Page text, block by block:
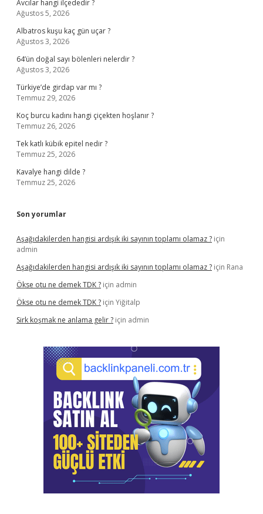
Avcılar hangi ilçededir ?
Ağustos 5, 2026
Albatros kuşu kaç gün uçar ?
Ağustos 3, 2026
64’ün doğal sayı bölenleri nelerdir ?
Ağustos 3, 2026
Türkiye’de girdap var mı ?
Temmuz 29, 2026
Koç burcu kadını hangi çiçekten hoşlanır ?
Temmuz 26, 2026
Tek katlı kübik epitel nedir ?
Temmuz 25, 2026
Kavalye hangi dilde ?
Temmuz 25, 2026
Son yorumlar
Aşağıdakilerden hangisi ardışık iki sayının toplamı olamaz ? için
admin
Aşağıdakilerden hangisi ardışık iki sayının toplamı olamaz ? için Rana
Ökse otu ne demek TDK ? için admin
Ökse otu ne demek TDK ? için Yiğitalp
Sirk koşmak ne anlama gelir ? için admin